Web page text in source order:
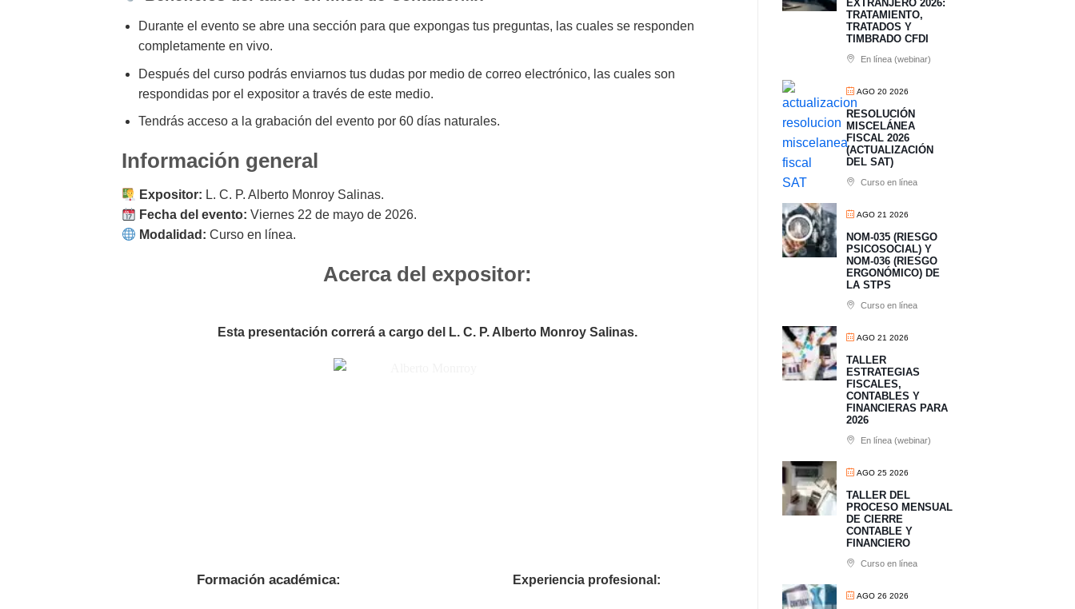
Durante el evento se abre una sección para que expongas tus preguntas, las cuales se responden
completamente en vivo.
Después del curso podrás enviarnos tus dudas por medio de correo electrónico, las cuales son
respondidas por el expositor a través de este medio.
Tendrás acceso a la grabación del evento por 60 días naturales.
Información general
Expositor: L. C. P. Alberto Monroy Salinas.
Fecha del evento: Viernes 22 de mayo de 2026.
Modalidad: Curso en línea.
Acerca del expositor:
Esta presentación correrá a cargo del L. C. P. Alberto Monroy Salinas.
Formación académica: Experiencia profesional:
EXTRANJERO 2026:
TRATAMIENTO,
TRATADOS Y
TIMBRADO CFDI
En línea (webinar)
AGO 20 2026
RESOLUCIÓN
MISCELÁNEA
FISCAL 2026
(ACTUALIZACIÓN
DEL SAT)
Curso en línea
AGO 21 2026
NOM-035 (RIESGO
PSICOSOCIAL) Y
NOM-036 (RIESGO
ERGONÓMICO) DE
LA STPS
Curso en línea
AGO 21 2026
TALLER
ESTRATEGIAS
FISCALES,
CONTABLES Y
FINANCIERAS PARA
2026
En línea (webinar)
AGO 25 2026
TALLER DEL
PROCESO MENSUAL
DE CIERRE
CONTABLE Y
FINANCIERO
Curso en línea
AGO 26 2026